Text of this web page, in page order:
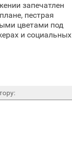
запечатлен
пестрая
цветами под
и социальных